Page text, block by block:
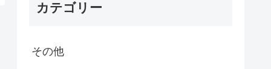
カテゴリー
その他